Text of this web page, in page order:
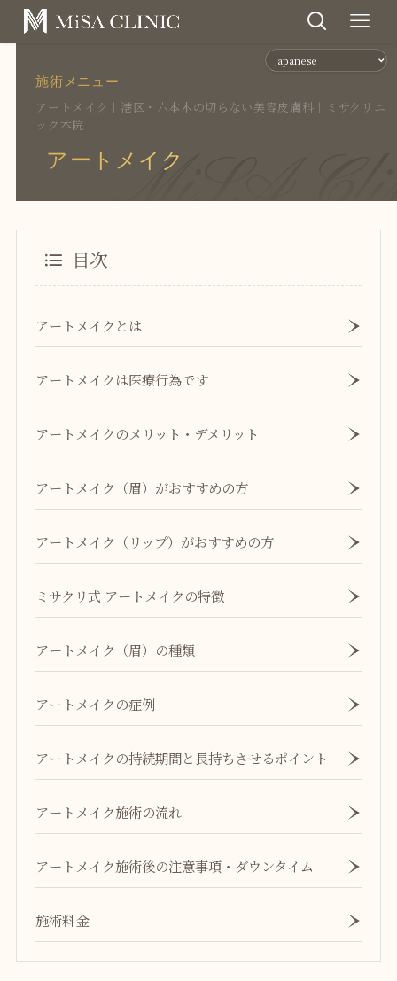
施術メニュー
アートメイク｜港区・六本木の切らない美容皮膚科｜ミサクリニ
ック本院
アートメイク
MiSA
目次
アートメイクとは
アートメイクは医療行為です
アートメイクのメリット・デメリット
アートメイク（眉）がおすすめの方
アートメイク（リップ）がおすすめの方
ミサクリ式 アートメイクの特徴
アートメイク（眉）の種類
アートメイクの症例
アートメイクの持続期間と長持ちさせるポイント
アートメイク施術の流れ
アートメイク施術後の注意事項・ダウンタイム
施術料金